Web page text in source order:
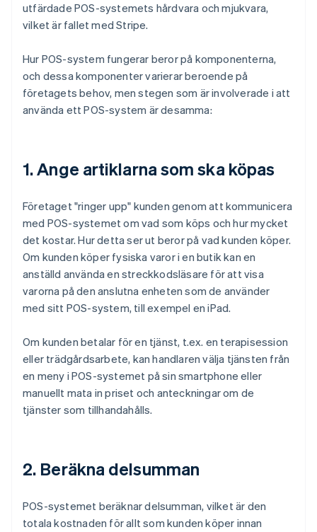
utfärdade POS-systemets hårdvara och mjukvara,
vilket är fallet med Stripe.
Hur POS-system fungerar beror på komponenterna,
och dessa komponenter varierar beroende på
företagets behov, men stegen som är involverade i att
använda ett POS-system är desamma:
1. Ange artiklarna som ska köpas
Företaget "ringer upp" kunden genom att kommunicera
med POS-systemet om vad som köps och hur mycket
det kostar. Hur detta ser ut beror på vad kunden köper.
Om kunden köper fysiska varor i en butik kan en
anställd använda en streckkodsläsare för att visa
varorna på den anslutna enheten som de använder
med sitt POS-system, till exempel en iPad.
Om kunden betalar för en tjänst, t.ex. en terapisession
eller trädgårdsarbete, kan handlaren välja tjänsten från
en meny i POS-systemet på sin smartphone eller
manuellt mata in priset och anteckningar om de
tjänster som tillhandahålls.
2. Beräkna delsumman
POS-systemet beräknar delsumman, vilket är den
totala kostnaden för allt som kunden köper innan